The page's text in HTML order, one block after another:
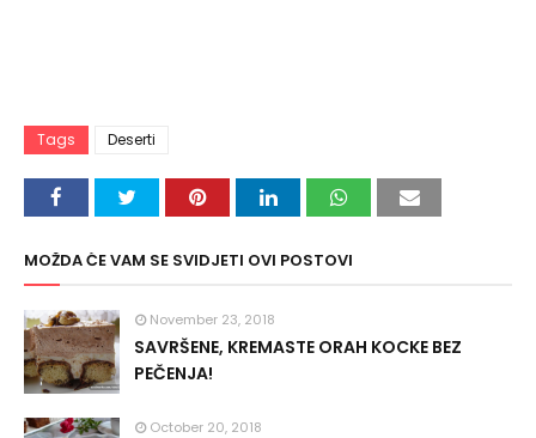
Tags Deserti
MOŽDA ĆE VAM SE SVIDJETI OVI POSTOVI
November 23, 2018
SAVRŠENE, KREMASTE ORAH KOCKE BEZ
PEČENJA!
October 20, 2018